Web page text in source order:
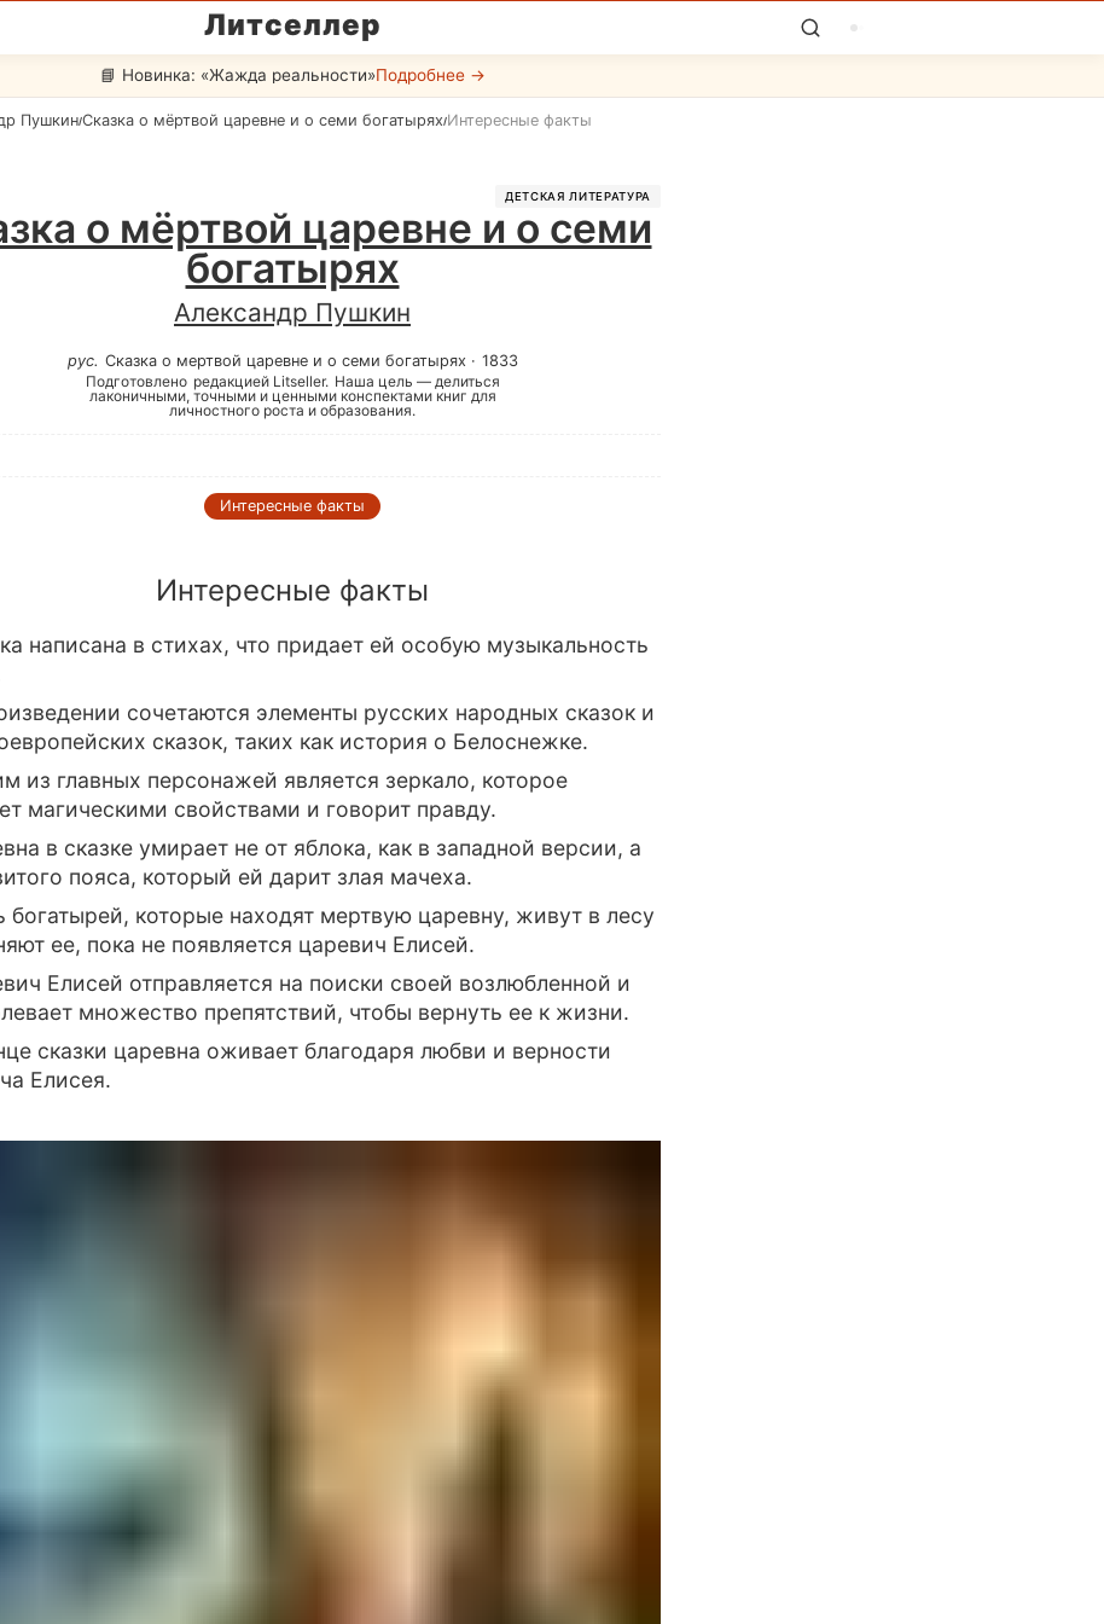
Литселлер
📘 Новинка: «Жажда реальности»Подробнее →
Пушкин/Сказка о мёртвой царевне и о семи богатырях/Интересные факты
ДЕТСКАЯ ЛИТЕРАТУРА
о мёртвой царевне и о семи
богатырях
Александр Пушкин
рус. Сказка о мертвой царевне и о семи богатырях · 1833
Подготовлено редакцией Litseller. Наша цель — делиться
лаконичными, точными и ценными конспектами книг для
личностного роста и образования.
Интересные факты
Интересные факты
написана в стихах, что придает ей особую музыкальность
сочетаются элементы русских народных сказок и
сказок, таких как история о Белоснежке.
из главных персонажей является зеркало, которое
магическими свойствами и говорит правду.
в сказке умирает не от яблока, как в западной версии, а
пояса, который ей дарит злая мачеха.
богатырей, которые находят мертвую царевну, живут в лесу
ее, пока не появляется царевич Елисей.
Елисей отправляется на поиски своей возлюбленной и
множество препятствий, чтобы вернуть ее к жизни.
сказки царевна оживает благодаря любви и верности
Елисея.